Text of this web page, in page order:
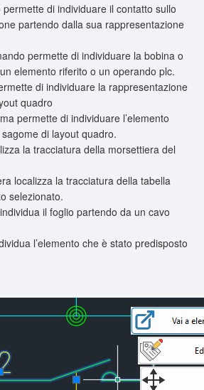
di individuare il contatto sullo
partendo dalla sua rappresentazione
permette di individuare la bobina o
elemento riferito o un operando plc.
di individuare la rappresentazione
quadro
permette di individuare l’elemento
di layout quadro.
la tracciatura della morsettiera del
localizza la tracciatura della tabella
selezionato.
il foglio partendo da un cavo
l’elemento che è stato predisposto